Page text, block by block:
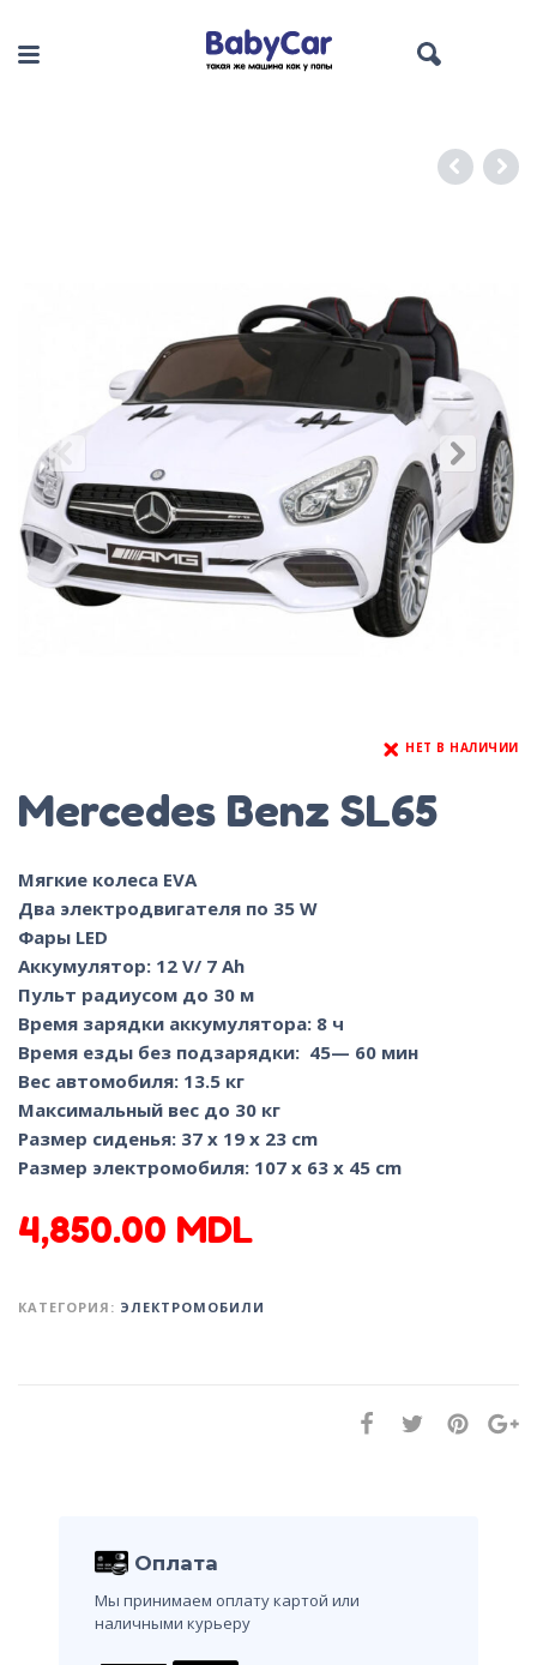
НЕТ В НАЛИЧИИ
Mercedes Benz SL65
Мягкие колеса EVA
Два электродвигателя по 35 W
Фары LED
Аккумулятор: 12 V/ 7 Ah
Пульт радиусом до 30 м
Время зарядки аккумулятора: 8 ч
Время езды без подзарядки: 45— 60 мин
Вес автомобиля: 13.5 кг
Максимальный вес до 30 кг
Размер сиденья: 37 x 19 x 23 сm
Размер электромобиля: 107 x 63 x 45 сm
4,850.00 MDL
КАТЕГОРИЯ: ЭЛЕКТРОМОБИЛИ
Оплата
Мы принимаем оплату картой или
наличными курьеру